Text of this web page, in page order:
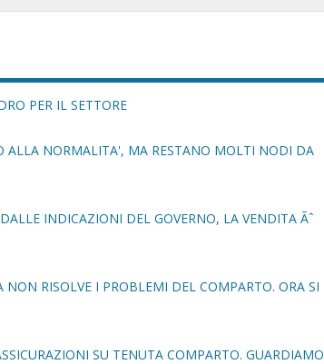
PER IL SETTORE
ALLA NORMALITA', MA RESTANO MOLTI NODI DA
INDICAZIONI DEL GOVERNO, LA VENDITA Ãˆ
RISOLVE I PROBLEMI DEL COMPARTO. ORA SI
SU TENUTA COMPARTO. GUARDIAMO